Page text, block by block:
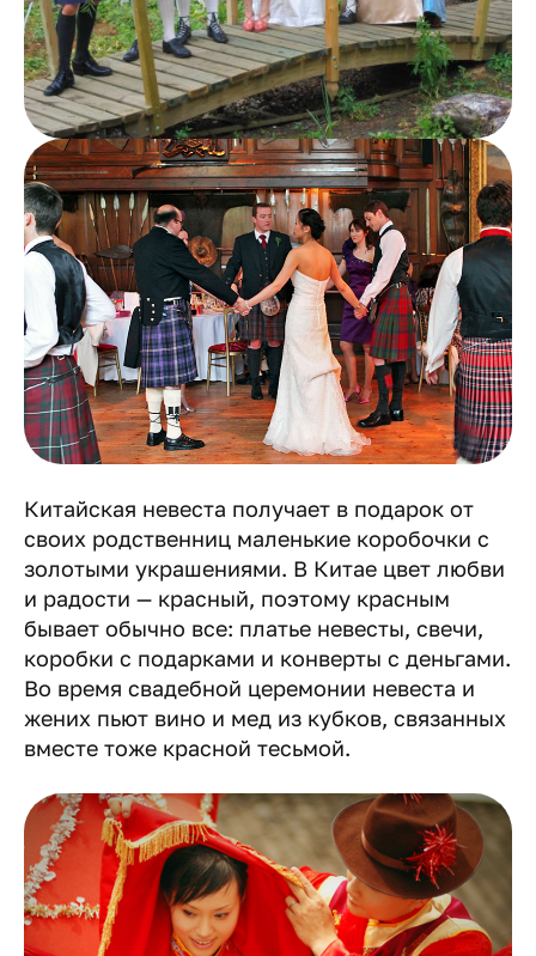
Китайская невеста получает в подарок от
своих родственниц маленькие коробочки с
золотыми украшениями. В Китае цвет любви
и радости — красный, поэтому красным
бывает обычно все: платье невесты, свечи,
коробки с подарками и конверты с деньгами.
Во время свадебной церемонии невеста и
жених пьют вино и мед из кубков, связанных
вместе тоже красной тесьмой.